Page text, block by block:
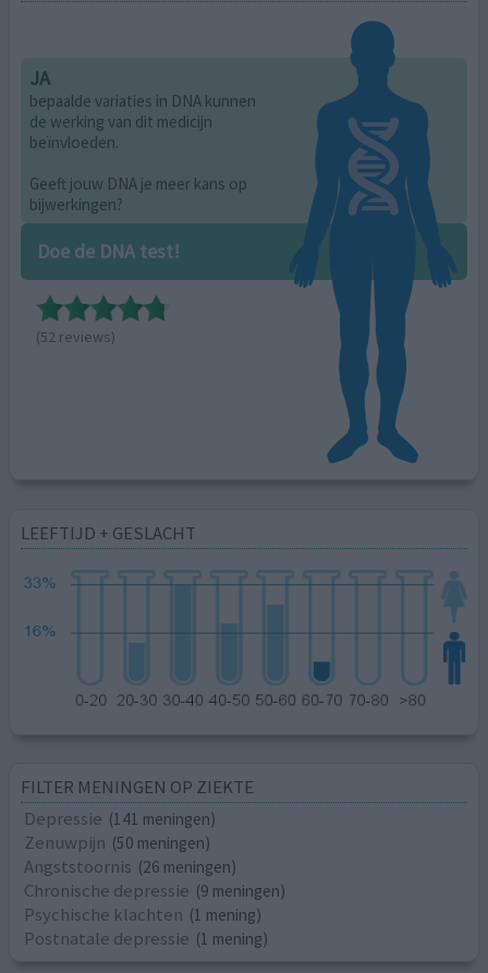
JA
bepaalde variaties in DNA kunnen
de werking van dit medicijn
beïnvloeden.
Geeft jouw DNA je meer kans op
bijwerkingen?
Doe de DNA test!
(52 reviews)
LEEFTIJD + GESLACHT
FILTER MENINGEN OP ZIEKTE
Depressie (141 meningen)
Zenuwpijn (50 meningen)
Angststoornis (26 meningen)
Chronische depressie (9 meningen)
Psychische klachten (1 mening)
Postnatale depressie (1 mening)